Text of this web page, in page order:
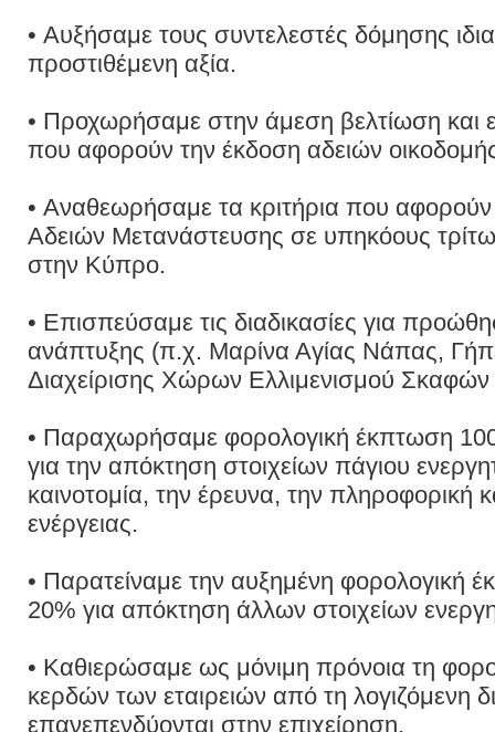
• Αυξήσαμε τους συντελεστές δόμησης
προστιθέμενη αξία.
• Προχωρήσαμε στην άμεση βελτίωση και
που αφορούν την έκδοση αδειών
• Αναθεωρήσαμε τα κριτήρια που αφορούν
Αδειών Μετανάστευσης σε υπηκόους
στην Κύπρο.
• Επισπεύσαμε τις διαδικασίες για
ανάπτυξης (π.χ. Μαρίνα Αγίας Νάπας,
Διαχείρισης Χώρων Ελλιμενισμού
• Παραχωρήσαμε φορολογική έκπτωση
για την απόκτηση στοιχείων πάγιου
καινοτομία, την έρευνα, την πληροφορική
ενέργειας.
• Παρατείναμε την αυξημένη φορολογική
20% για απόκτηση άλλων στοιχείων
• Καθιερώσαμε ως μόνιμη πρόνοια τη
κερδών των εταιρειών από τη λογιζόμενη
επανεπενδύονται στην επιχείρηση.